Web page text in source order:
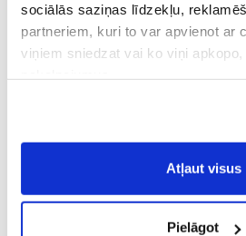
sociālās saziņas līdzekļu,
partneriem, kuri to var apvienot ar
viņiem sniedzat vai ko viņi
Vispārīgiem vietnes
noteikumiem(saīsināti - VVLN).
Atļaut visus
Pielāgot